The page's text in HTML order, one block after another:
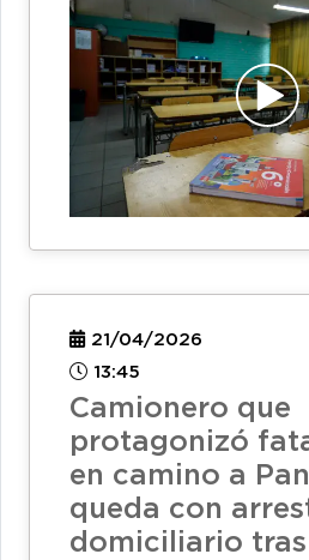
21/04/2026
13:45
Camionero que
protagonizó
en camino a
queda con
domiciliario tras